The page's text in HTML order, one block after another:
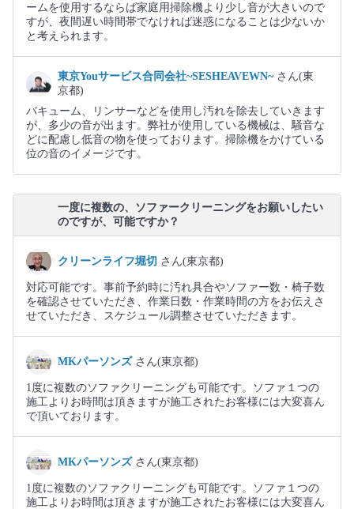
ームを使用するならば家庭用掃除機より少し音が大きいので
すが、夜間遅い時間帯でなければ迷惑になることは少ないか
と考えられます。
東京Youサービス合同会社~SESHEAVEWN~ さん(東
京都)
バキューム、リンサーなどを使用し汚れを除去していきます
が、多少の音が出ます。弊社が使用している機械は、騒音な
どに配慮し低音の物を使っております。掃除機をかけている
位の音のイメージです。
一度に複数の、ソファークリーニングをお願いしたい
のですが、可能ですか？
クリーンライフ堀切 さん(東京都)
対応可能です。事前予約時に汚れ具合やソファー数・椅子数
を確認させていただき、作業日数・作業時間の方をお伝えさ
せていただき、スケジュール調整させていただきます。
MKパーソンズ さん(東京都)
1度に複数のソファクリーニングも可能です。ソファ１つの
施工よりお時間は頂きますが施工されたお客様には大変喜ん
で頂いております。
MKパーソンズ さん(東京都)
1度に複数のソファクリーニングも可能です。ソファ１つの
施工よりお時間は頂きますが施工されたお客様には大変喜ん